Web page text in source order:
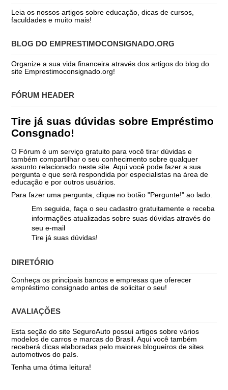
Leia os nossos artigos sobre educação, dicas de cursos,
faculdades e muito mais!
BLOG DO EMPRESTIMOCONSIGNADO.ORG
Organize a sua vida financeira através dos artigos do blog do
site Emprestimoconsignado.org!
FÓRUM HEADER
Tire já suas dúvidas sobre Empréstimo
Consgnado!
O Fórum é um serviço gratuito para você tirar dúvidas e
também compartilhar o seu conhecimento sobre qualquer
assunto relacionado neste site. Aqui você pode fazer a sua
pergunta e que será respondida por especialistas na área de
educação e por outros usuários.
Para fazer uma pergunta, clique no botão "Pergunte!" ao lado.
Em seguida, faça o seu cadastro gratuitamente e receba
informações atualizadas sobre suas dúvidas através do
seu e-mail
Tire já suas dúvidas!
DIRETÓRIO
Conheça os principais bancos e empresas que oferecer
empréstimo consignado antes de solicitar o seu!
AVALIAÇÕES
Esta seção do site SeguroAuto possui artigos sobre vários
modelos de carros e marcas do Brasil. Aqui você também
receberá dicas elaboradas pelo maiores blogueiros de sites
automotivos do país.
Tenha uma ótima leitura!